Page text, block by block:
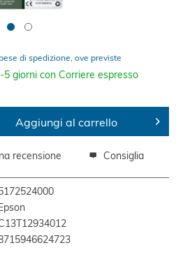
di spedizione, ove previste
5 giorni con Corriere espresso
Aggiungi al carrello
recensione Consiglia